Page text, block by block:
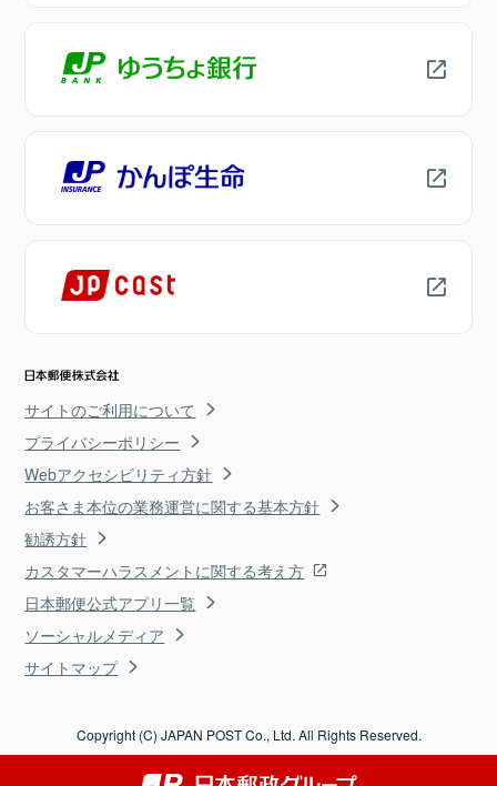
サイトのご利用について
プライバシーポリシー
Webアクセシビリティ方針
お客さま本位の業務運営に関する基本方針
勧誘方針
カスタマーハラスメントに関する考え方
日本郵便公式アプリ一覧
ソーシャルメディア
サイトマップ
Copyright (C) JAPAN POST Co., Ltd. All Rights Reserved.